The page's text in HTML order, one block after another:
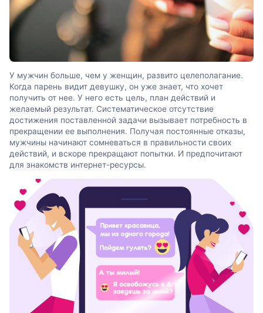
У мужчин больше, чем у женщин, развито целеполагание.
Когда парень видит девушку, он уже знает, что хочет
получить от нее. У него есть цель, план действий и
желаемый результат. Систематическое отсутствие
достижения поставленной задачи вызывает потребность в
прекращении ее выполнения. Получая постоянные отказы,
мужчины начинают сомневаться в правильности своих
действий, и вскоре прекращают попытки. И предпочитают
для знакомств интернет-ресурсы.